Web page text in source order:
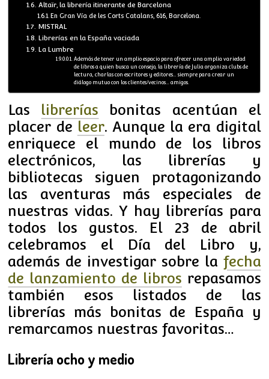
Altaïr, la librería itinerante de Barcelona
En Gran Vía de les Corts Catalans, 616, Barcelona.
MISTRAL
Librerías en la España vaciada
La Lumbre
Además de tener un amplio espacio para ofrecer una amplia variedad
de libros a quien busca un consejo, la librería de Julia organiza clubs de
lectura, charlas con escritores y editores… siempre para crear un
diálogo mutuo con los clientes/vecinos… amigos.
Las librerías bonitas acentúan el
placer de leer. Aunque la era digital
enriquece el mundo de los libros
electrónicos, las librerías y
bibliotecas siguen protagonizando
las aventuras más especiales de
nuestras vidas. Y hay librerías para
todos los gustos. El 23 de abril
celebramos el Día del Libro y,
además de investigar sobre la fecha
de lanzamiento de libros repasamos
también esos listados de las
librerías más bonitas de España y
remarcamos nuestras favoritas…
Librería ocho y medio